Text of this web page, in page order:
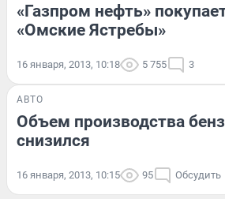
«Газпром нефть»
«Омские Ястребы»
16 января, 2013, 10:18 5 755 3
АВТО
Объем производства
снизился
16 января, 2013, 10:15 95 Обсудить